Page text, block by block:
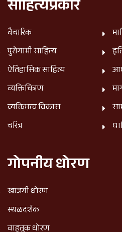
साहित्यप्रकार
वैचारिक
पुरोगामी साहित्य
ऐतिहासिक साहित्य
व्यक्तिचित्रण
व्यक्तिमत्त्व विकास
चरित्र
गोपनीय धोरण
खाजगी धोरण
स्थळदर्शक